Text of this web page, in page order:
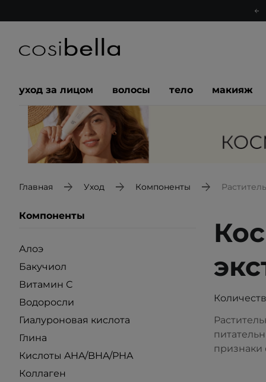
уход за лицом волосы тело макияж
Главная Уход Компоненты
Компоненты
Алоэ
Бакучиол
Витамин С
Водоросли
Гиалуроновая кислота
Глина
Кислоты AHA/BHA/PHA
Коллаген
признаки